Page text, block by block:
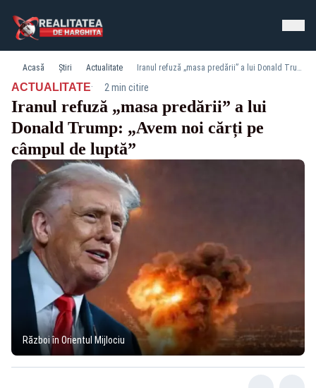
Acasă Știri Actualitate Iranul refuză „masa predării” a lui Donald Trump: „Avem noi cărți pe câmpul de luptă”
ACTUALITATE· 2 min citire
Iranul refuză „masa predării” a lui
Donald Trump: „Avem noi cărți pe
câmpul de luptă”
Război în Orientul Mijlociu